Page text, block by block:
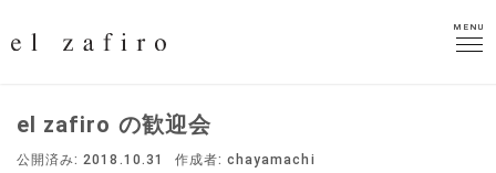
MENU
MENU
el zafiro の歓迎会
公開済み: 2018.10.31 作成者:chayamachi